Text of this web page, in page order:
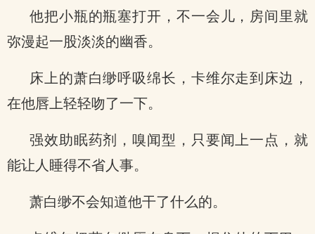
他把小瓶的瓶塞打开，不一会儿，房间里就
弥漫起一股淡淡的幽香。
床上的萧白缈呼吸绵长，卡维尔走到床边，
在他唇上轻轻吻了一下。
强效助眠药剂，嗅闻型，只要闻上一点，就
能让人睡得不省人事。
萧白缈不会知道他干了什么的。